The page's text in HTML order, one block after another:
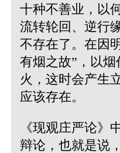
十种不善业，以
流转轮回、逆行
不存在了。在因
有烟之故”，以
火，这时会产生
应该存在。
《现观庄严论》
辩论，也就是说